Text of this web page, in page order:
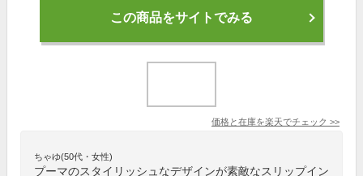
この商品をサイトでみる
価格と在庫を楽天でチェック >>
ちゃゆ(50代・女性)
プーマのスタイリッシュなデザインが素敵なスリップイン